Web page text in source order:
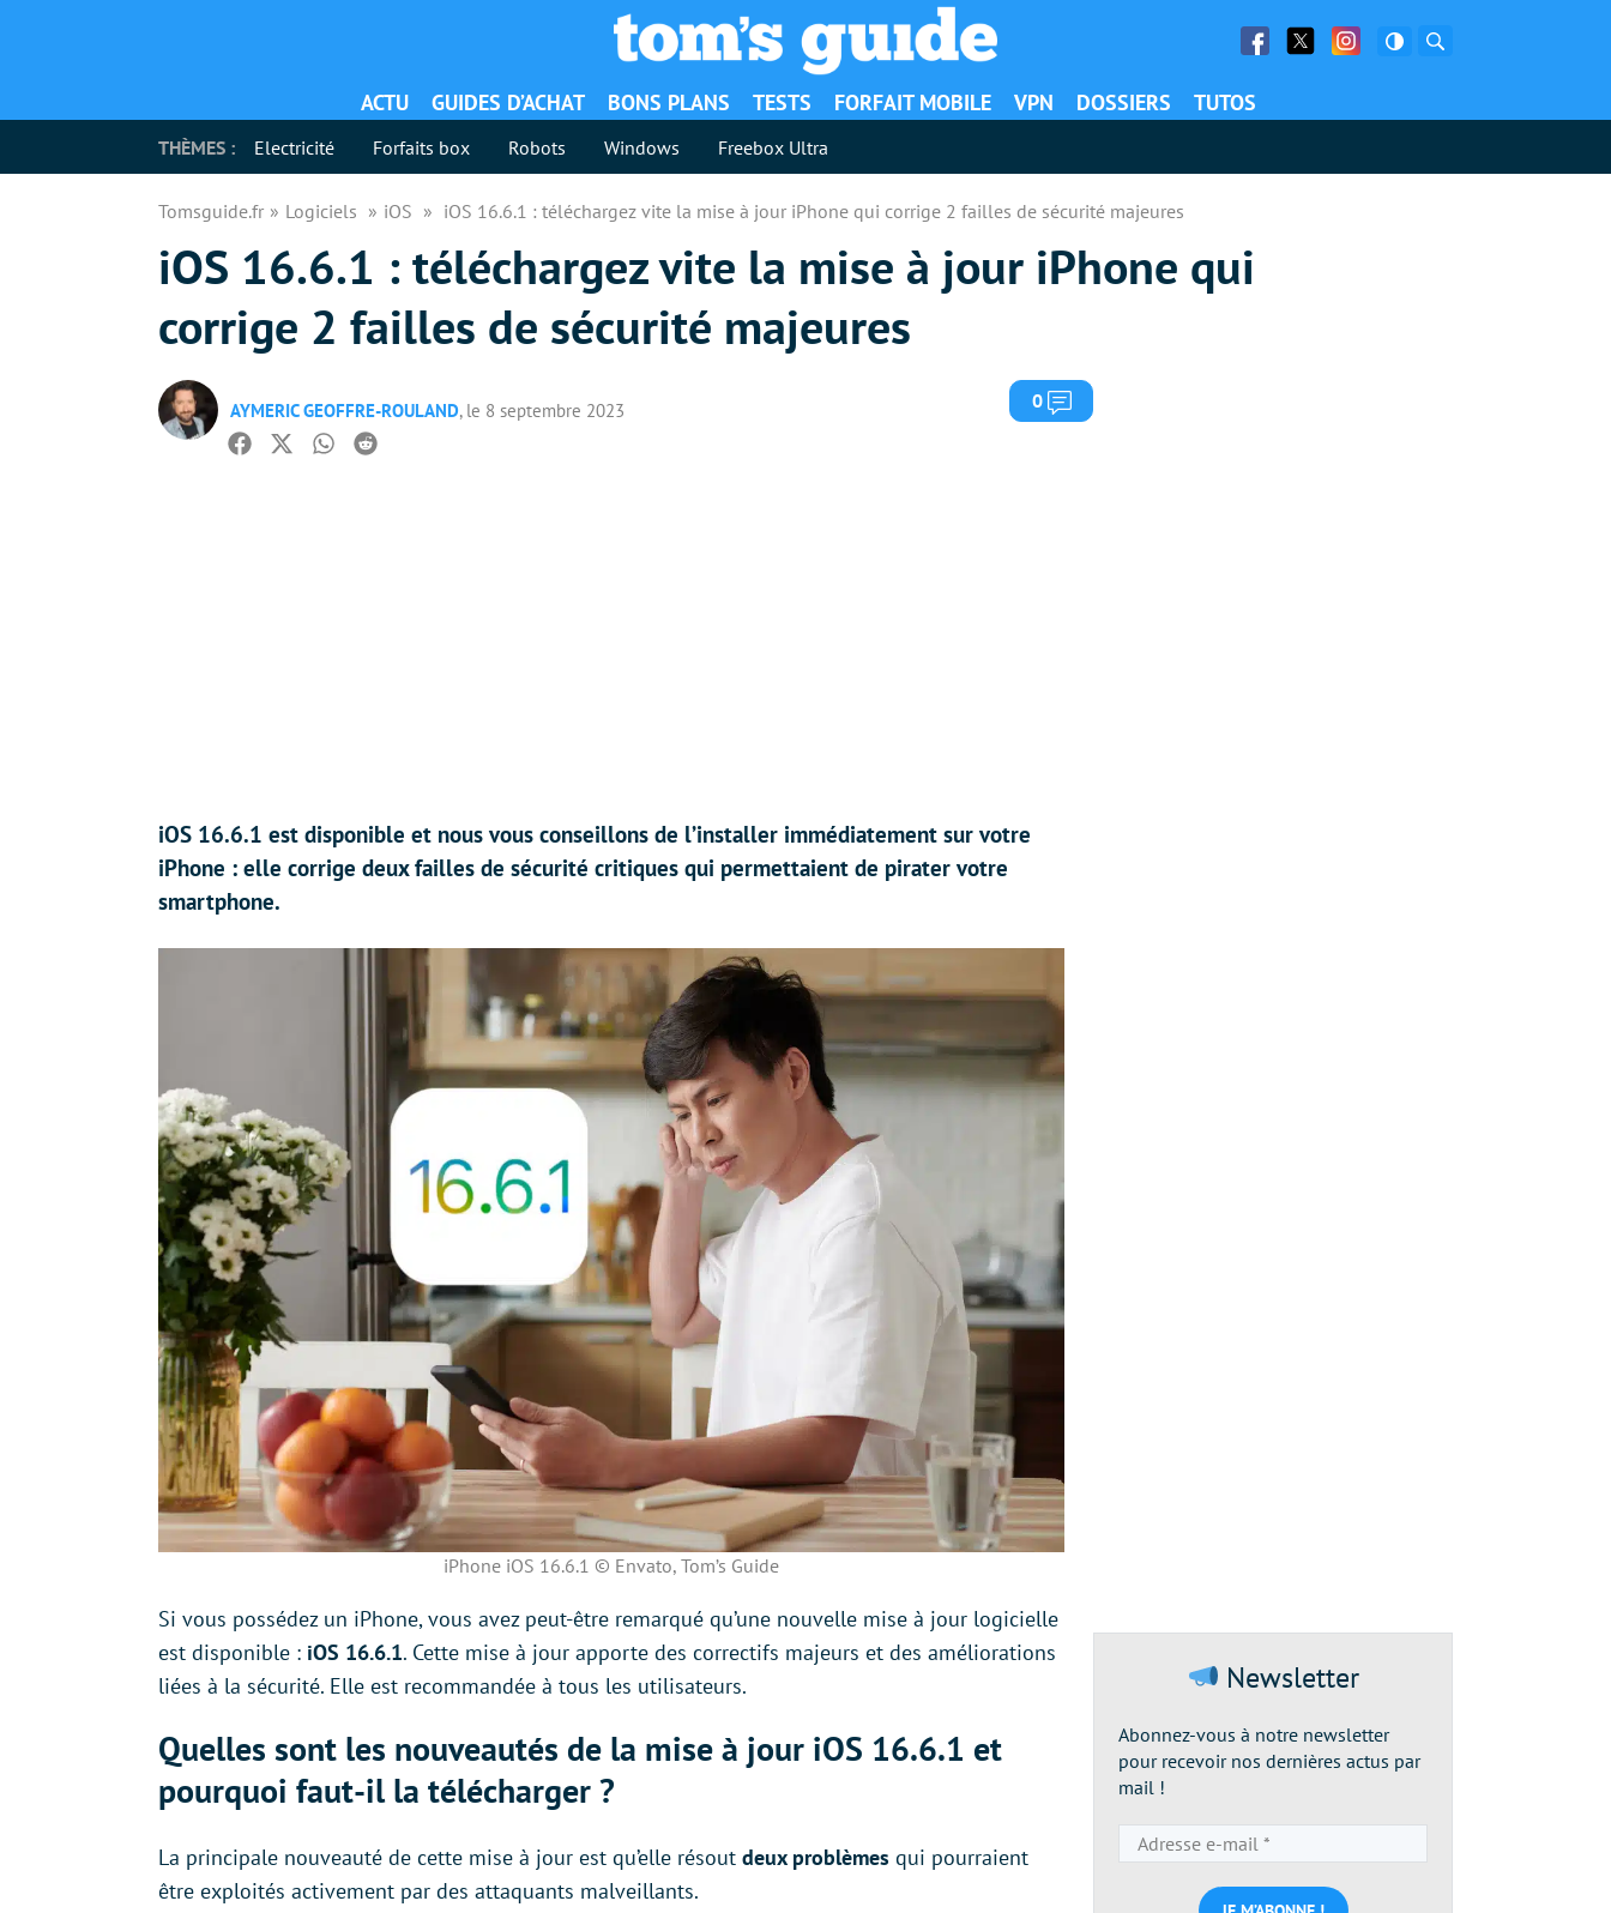
Facebook
Twitter Facebook
ACTU GUIDES D’ACHAT BONS PLANS TESTS FORFAIT MOBILE VPN DOSSIERS TUTOS
THÈMES : Electricité Forfaits box Robots Windows Freebox Ultra
Tomsguide.fr Logiciels iOS iOS 16.6.1 : téléchargez vite la mise à jour iPhone qui corrige 2 failles de sécurité majeures
iOS 16.6.1 : téléchargez vite la mise à jour iPhone qui
corrige 2 failles de sécurité majeures
AYMERIC GEOFFRE-ROULAND, le 8 septembre 2023 0 Commentaires
Facebook
TwitterWhatsapp
Reddit
iOS 16.6.1 est disponible et nous vous conseillons de l’installer immédiatement sur votre
iPhone : elle corrige deux failles de sécurité critiques qui permettaient de pirater votre
smartphone.
iPhone iOS 16.6.1 © Envato, Tom’s Guide
Si vous possédez un iPhone, vous avez peut-être remarqué qu’une nouvelle mise à jour logicielle
est disponible : iOS 16.6.1. Cette mise à jour apporte des correctifs majeurs et des améliorations
liées à la sécurité. Elle est recommandée à tous les utilisateurs.
Quelles sont les nouveautés de la mise à jour iOS 16.6.1 et
pourquoi faut-il la télécharger ?
La principale nouveauté de cette mise à jour est qu’elle résout deux problèmes qui pourraient
être exploités activement par des attaquants malveillants.
Newsletter
Abonnez-vous à notre newsletter
pour recevoir nos dernières actus par
mail !
e-
mail
*